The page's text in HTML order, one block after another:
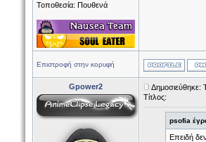
Τοποθεσία: Πουθενά
Επιστροφή στην κορυφή
Gpower2
Δημοσιεύθηκε:
Τίτλος:
psofia
Επειδή